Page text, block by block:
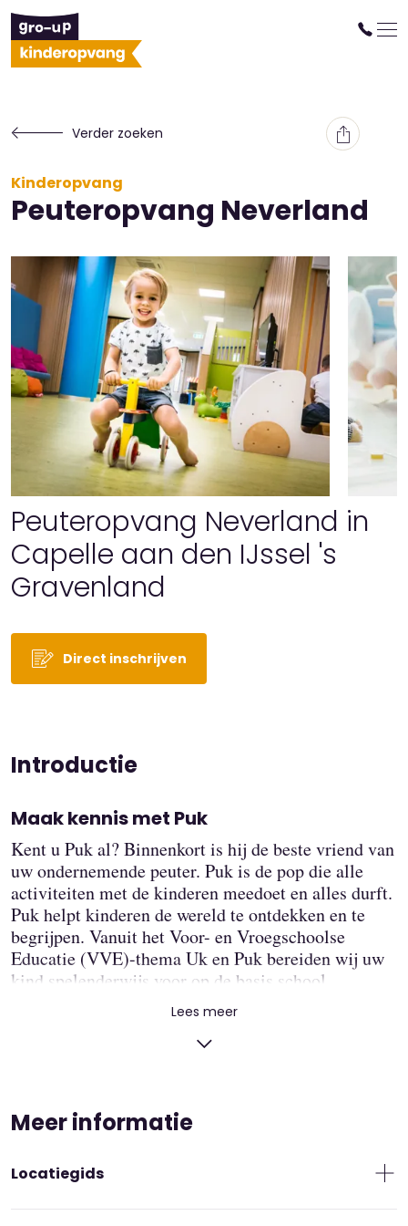
Verder zoeken
Kinderopvang
Peuteropvang Neverland
Peuteropvang Neverland in
Capelle aan den IJssel 's
Gravenland
Direct inschrijven
Introductie
Maak kennis met Puk
Kent u Puk al? Binnenkort is hij de beste vriend van
uw ondernemende peuter. Puk is de pop die alle
activiteiten met de kinderen meedoet en alles durft.
Puk helpt kinderen de wereld te ontdekken en te
begrijpen. Vanuit het Voor- en Vroegschoolse
Educatie (VVE)-thema Uk en Puk bereiden wij uw
kind spelenderwijs voor op de basis school.
Thema’s als ‘Welkom Puk’, ‘Ziek zijn’ en ‘Ik en
mijn familie’ sluiten aan bij de belevingswereld van
uw peuter. De Nederlandse taal is hierbij erg
bij peuteropvang Neverland. Ook aan u vragen we
om thuis aandacht te besteden aan het thema. Dit
het benoemen van woorden, het doen van een
Lees meer
Meer informatie
Locatiegids